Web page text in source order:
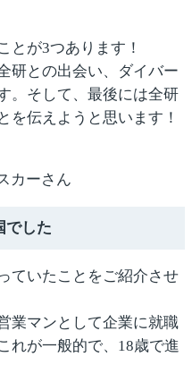
とが3つあります！
研との出会い、ダイバー
。そして、最後には全研
を伝えようと思います！
でした
ていたことをご紹介させ
業マンとして企業に就職
れが一般的で、18歳で進